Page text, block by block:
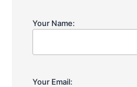
Your Name:
Your Email: